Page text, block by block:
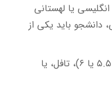
یا لهستانی
دانشجو باید یکی از
زبان انگلیسی: آیلتس (حداقل ۵.۵ یا ۶)، تافل، یا